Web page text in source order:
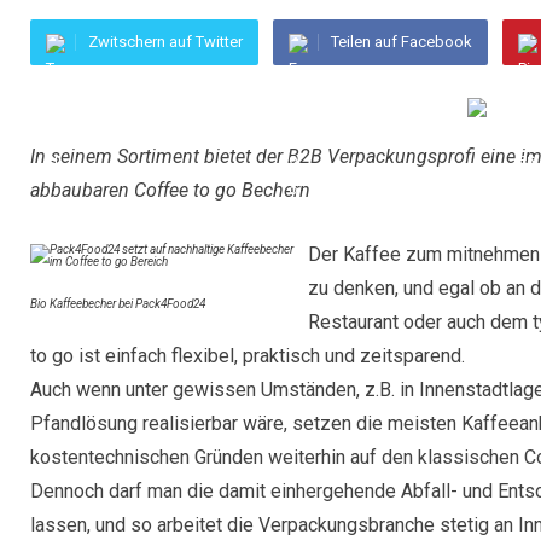
Zwitschern auf Twitter Teilen auf Facebook
In seinem Sortiment bietet der B2B Verpackungsprofi eine
abbaubaren Coffee to go Bechern
Bio Kaffeebecher bei Pack4Food24
Der Kaffee zum
zu denken, und egal ob an
Restaurant oder auch
to go ist einfach flexibel, praktisch und zeitsparend.
Auch wenn unter gewissen Umständen, z.B. in
Pfandlösung realisierbar wäre, setzen die meisten
kostentechnischen Gründen weiterhin auf den klassischen
Dennoch darf man die damit einhergehende Abfall- und
lassen, und so arbeitet die Verpackungsbranche stetig an